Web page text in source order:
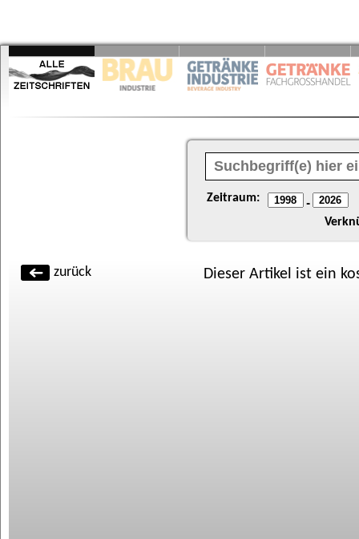
Zeitraum: -
zurück Dieser Artikel ist ein